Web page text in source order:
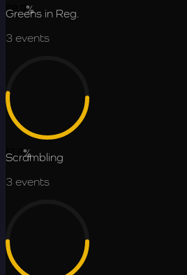
68.9%
Greens in Reg.
3 events
51.8%
Scrambling
3 events